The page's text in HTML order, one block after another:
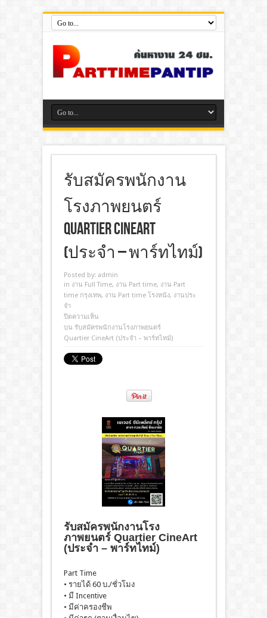
รับสมัครพนักงาน
โรงภาพยนตร์
Quartier CineArt
(ประจำ – พาร์ทไทม์)
Posted by: admin
in งาน Full Time, งาน Part time, งาน Part
time กรุงเทพ, งาน Part time โรงหนัง, งานประ
จํา
ปิดความเห็น
บน รับสมัครพนักงานโรงภาพยนตร์
Quartier CineArt (ประจำ – พาร์ทไทม์)
รับสมัครพนักงานโรง
ภาพยนตร์ Quartier CineArt
(ประจำ – พาร์ทไทม์)
Part Time
• รายได้ 60 บ./ชั่วโมง
• มี Incentive
• มีค่าครองชีพ